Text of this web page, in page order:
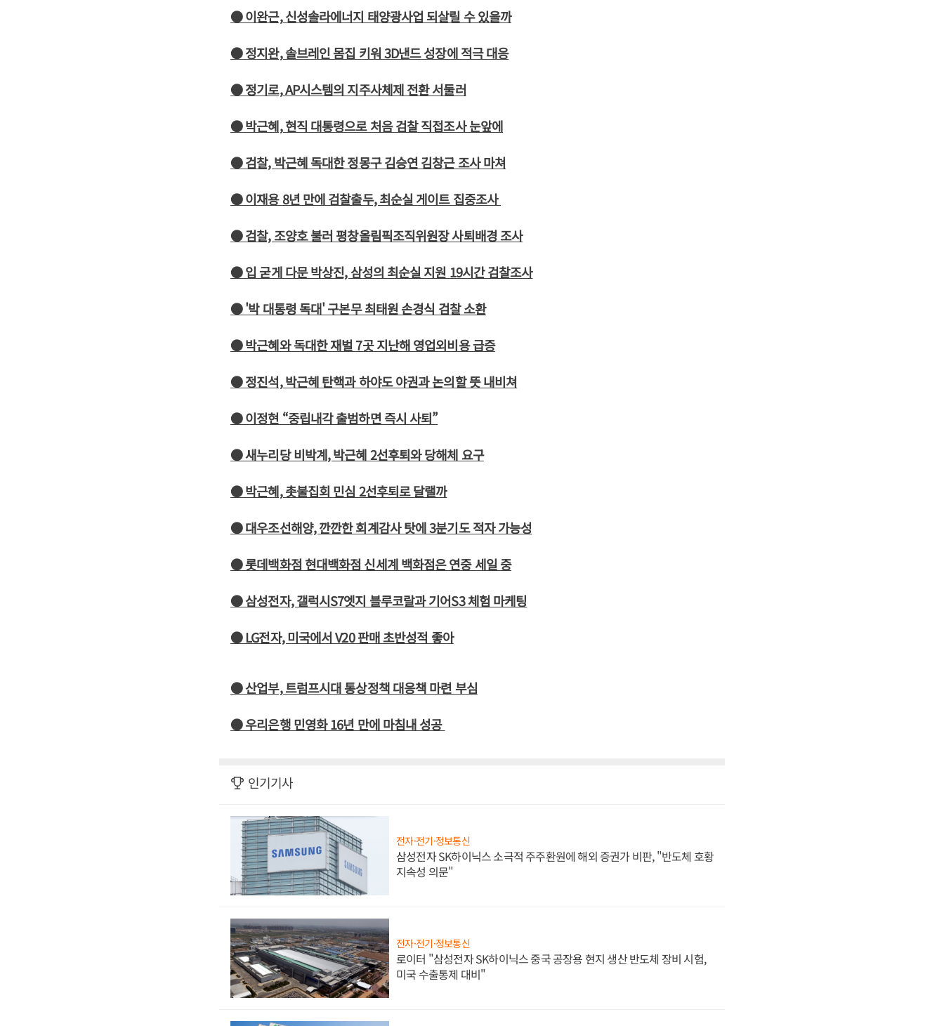
● 이완근, 신성솔라에너지 태양광사업 되살릴 수 있을까
● 정지완, 솔브레인 몸집 키워 3D낸드 성장에 적극 대응
● 정기로, AP시스템의 지주사체제 전환 서둘러
● 박근혜, 현직 대통령으로 처음 검찰 직접조사 눈앞에
● 검찰, 박근혜 독대한 정몽구 김승연 김창근 조사 마쳐
● 이재용 8년 만에 검찰출두, 최순실 게이트 집중조사
● 검찰, 조양호 불러 평창올림픽조직위원장 사퇴배경 조사
● 입 굳게 다문 박상진, 삼성의 최순실 지원 19시간 검찰조사
● '박 대통령 독대' 구본무 최태원 손경식 검찰 소환
● 박근혜와 독대한 재벌 7곳 지난해 영업외비용 급증
● 정진석, 박근혜 탄핵과 하야도 야권과 논의할 뜻 내비쳐
● 이정현 “중립내각 출범하면 즉시 사퇴”
● 새누리당 비박계, 박근혜 2선후퇴와 당해체 요구
● 박근혜, 촛불집회 민심 2선후퇴로 달랠까
● 대우조선해양, 깐깐한 회계감사 탓에 3분기도 적자 가능성
● 롯데백화점 현대백화점 신세계 백화점은 연중 세일 중
● 삼성전자, 갤럭시S7엣지 블루코랄과 기어S3 체험 마케팅
● LG전자, 미국에서 V20 판매 초반성적 좋아
● 산업부, 트럼프시대 통상정책 대응책 마련 부심
● 우리은행 민영화 16년 만에 마침내 성공
인기기사
전자·전기·정보통신
삼성전자 SK하이닉스 소극적 주주환원에 해외 증권가 비판, "반도체 호황
지속성 의문"
전자·전기·정보통신
로이터 "삼성전자 SK하이닉스 중국 공장용 현지 생산 반도체 장비 시험,
미국 수출통제 대비"